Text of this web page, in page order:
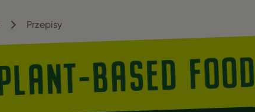
Przepisy
PLANT-BASED FOOD